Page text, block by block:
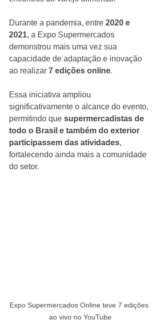
Durante a pandemia, entre 2020 e
2021, a Expo Supermercados
demonstrou mais uma vez sua
capacidade de adaptação e inovação
ao realizar 7 edições online.
Essa iniciativa ampliou
significativamente o alcance do evento,
permitindo que supermercadistas de
todo o Brasil e também do exterior
participassem das atividades,
fortalecendo ainda mais a comunidade
do setor.
Expo Supermercados Online teve 7 edições
ao vivo no YouTube